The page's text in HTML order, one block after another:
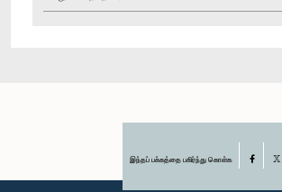
இந்தப் பக்கத்தை பகிர்ந்து கொள்க